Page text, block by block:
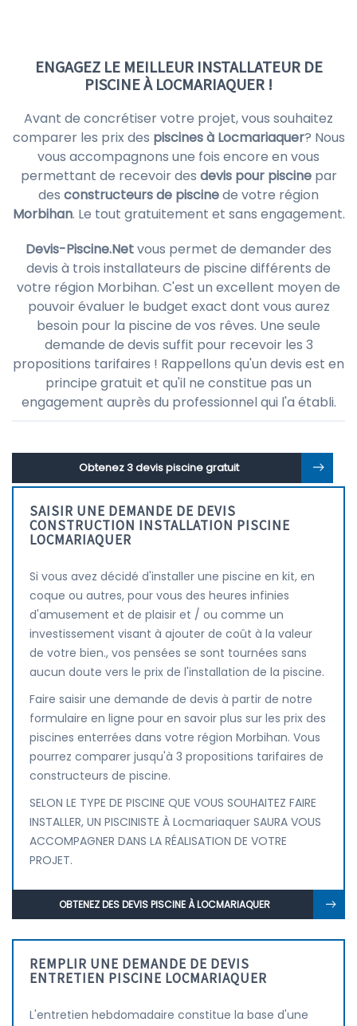
ENGAGEZ LE MEILLEUR INSTALLATEUR DE
PISCINE À LOCMARIAQUER !
Avant de concrétiser votre projet, vous souhaitez
comparer les prix des piscines à Locmariaquer? Nous
vous accompagnons une fois encore en vous
permettant de recevoir des devis pour piscinepar
des constructeurs de piscinede votre région
Morbihan. Le tout gratuitement et sans engagement.
Devis-Piscine.Netvous permet de demander des
devis à trois installateurs de piscine différents de
votre région Morbihan. C'est un excellent moyen de
pouvoir évaluer le budget exact dont vous aurez
besoin pour la piscine de vos rêves. Une seule
demande de devis suffit pour recevoir les 3
propositions tarifaires ! Rappellons qu'un devis est en
principe gratuit et qu'il ne constitue pas un
engagement auprès du professionnel qui l'a établi.
Obtenez 3 devis piscine gratuit
SAISIR UNE DEMANDE DE DEVIS
CONSTRUCTION INSTALLATION PISCINE
LOCMARIAQUER
Si vous avez décidé d'installer une piscine en kit, en
coque ou autres, pour vous des heures infinies
d'amusement et de plaisir et / ou comme un
investissement visant à ajouter de coût à la valeur
de votre bien., vos pensées se sont tournées sans
aucun doute vers le prix de l'installation de la piscine.
Faire saisir une demande de devis à partir de notre
formulaire en ligne pour en savoir plus sur les prix des
piscines enterrées dans votre région Morbihan. Vous
pourrez comparer jusqu'à 3 propositions tarifaires de
constructeurs de piscine.
SELON LE TYPE DE PISCINE QUE VOUS SOUHAITEZ FAIRE
INSTALLER, UN PISCINISTE À Locmariaquer SAURA VOUS
ACCOMPAGNER DANS LA RÉALISATION DE VOTRE
PROJET.
OBTENEZ DES DEVIS PISCINE À LOCMARIAQUER
REMPLIR UNE DEMANDE DE DEVIS
ENTRETIEN PISCINE LOCMARIAQUER
L'entretien hebdomadaire constitue la base d'une